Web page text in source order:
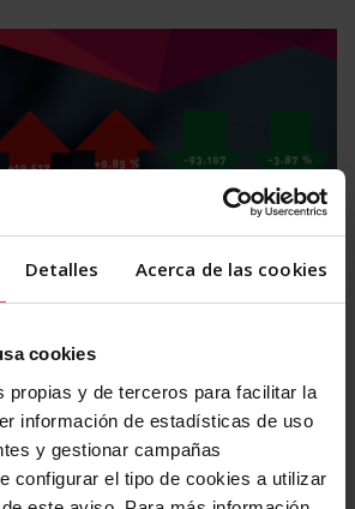
Detalles Acerca de las cookies
cookies
propias y de terceros para facilitar la
información de estadísticas de uso
y gestionar campañas
configurar el tipo de cookies a utilizar
el empleo mientras el paro vuelve a